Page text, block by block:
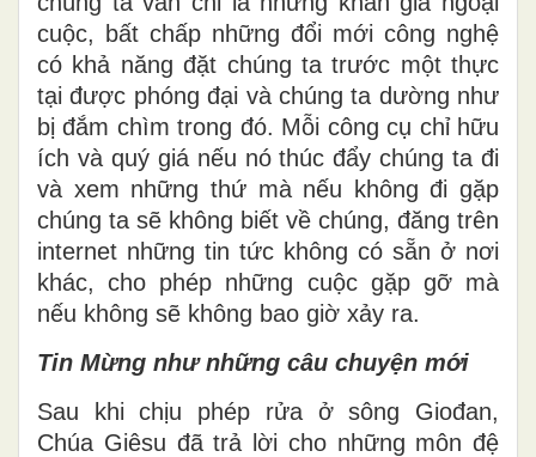
cuộc, bất chấp những đổi mới công nghệ
có khả năng đặt chúng ta trước một thực
tại được phóng đại và chúng ta dường như
bị đắm chìm trong đó. Mỗi công cụ chỉ hữu
ích và quý giá nếu nó thúc đẩy chúng ta đi
và xem những thứ mà nếu không đi gặp
chúng ta sẽ không biết về chúng, đăng trên
internet những tin tức không có sẵn ở nơi
khác, cho phép những cuộc gặp gỡ mà
nếu không sẽ không bao giờ xảy ra.
Tin Mừng như những câu chuyện mới
Sau khi chịu phép rửa ở sông Giođan,
Chúa Giêsu đã trả lời cho những môn đệ